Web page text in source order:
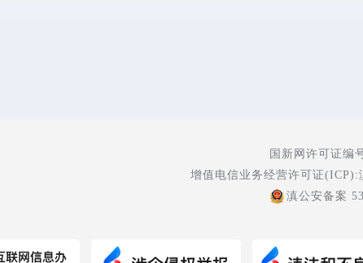
国新网许可证编
增值电信业务经营许可证(ICP):
滇公安备案